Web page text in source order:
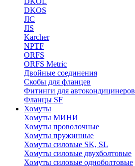
DKOS
JIC
JIS
Karcher
NPTF
ORFS
ORFS Metric
Двойные соединения
Скобы для фланцев
Фитинги для автокондицинеров
Фланцы SF
Хомуты
Хомуты МИНИ
Хомуты проволочные
Хомуты пружинные
Хомуты силовые SK, SL
Хомуты силовые двухболтовые
Хомуты силовые одноболтовые